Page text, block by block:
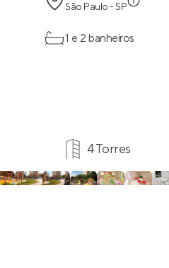
São Paulo - SP
1 e 2 banheiros
4 Torres